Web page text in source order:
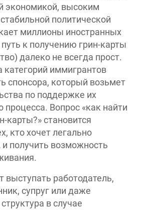
экономикой, высоким
политической
миллионы иностранных
к получению грин-карты
далеко не всегда прост.
иммигрантов
спонсора, который возьмет
по поддержке их
процесса. Вопрос «‎как найти
карты?»‎ становится
кто хочет легально
получить возможность
работодатель,
супруг или даже
в случае